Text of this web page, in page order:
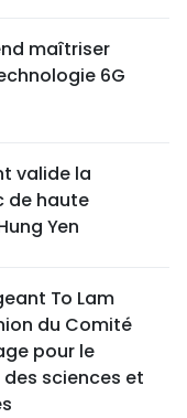
maîtriser
6G
valide la
de haute
Yen
To Lam
du Comité
pour le
sciences et